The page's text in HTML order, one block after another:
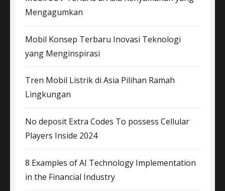
Mengagumkan
Mobil Konsep Terbaru Inovasi Teknologi
yang Menginspirasi
Tren Mobil Listrik di Asia Pilihan Ramah
Lingkungan
No deposit Extra Codes To possess Cellular
Players Inside 2024
8 Examples of AI Technology Implementation
in the Financial Industry